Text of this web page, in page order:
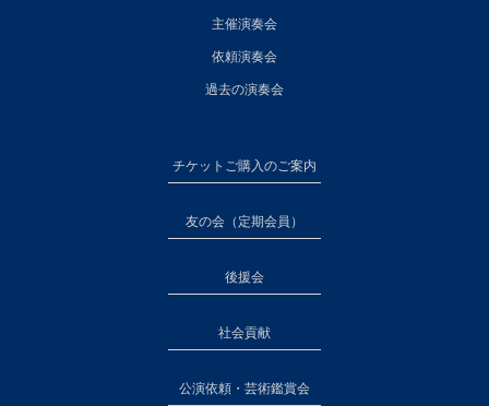
主催演奏会
依頼演奏会
過去の演奏会
チケットご購入のご案内
友の会（定期会員）
後援会
社会貢献
公演依頼・芸術鑑賞会